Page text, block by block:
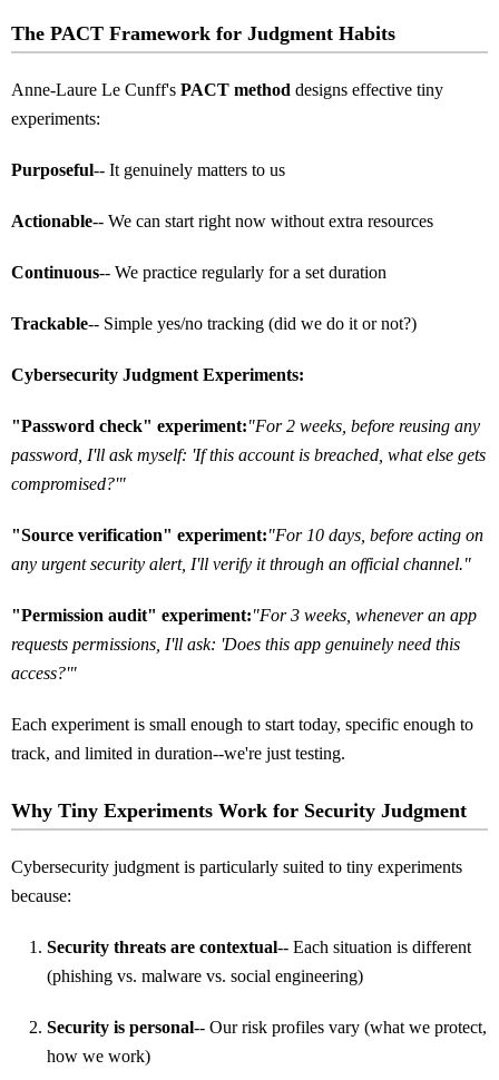
The PACT Framework for Judgment Habits
Anne-Laure Le Cunff's PACT method designs effective tiny
experiments:
Purposeful-- It genuinely matters to us
Actionable-- We can start right now without extra resources
Continuous-- We practice regularly for a set duration
Trackable-- Simple yes/no tracking (did we do it or not?)
Cybersecurity Judgment Experiments:
"Password check" experiment:"For 2 weeks, before reusing any
password, I'll ask myself: 'If this account is breached, what else gets
compromised?'"
"Source verification" experiment:"For 10 days, before acting on
any urgent security alert, I'll verify it through an official channel."
"Permission audit" experiment:"For 3 weeks, whenever an app
requests permissions, I'll ask: 'Does this app genuinely need this
access?'"
Each experiment is small enough to start today, specific enough to
track, and limited in duration--we're just testing.
Why Tiny Experiments Work for Security Judgment
Cybersecurity judgment is particularly suited to tiny experiments
because:
Security threats are contextual-- Each situation is different
(phishing vs. malware vs. social engineering)
Security is personal-- Our risk profiles vary (what we protect,
how we work)